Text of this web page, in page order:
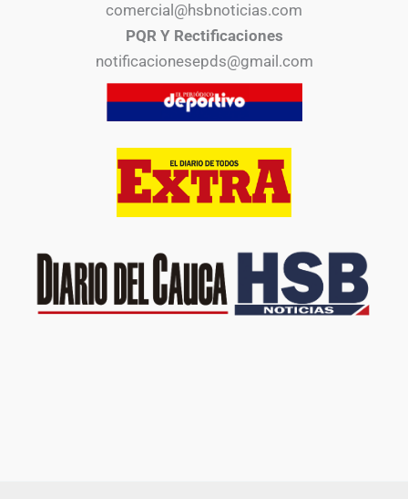
comercial@hsbnoticias.com
PQR Y Rectificaciones
notificacionesepds@gmail.com